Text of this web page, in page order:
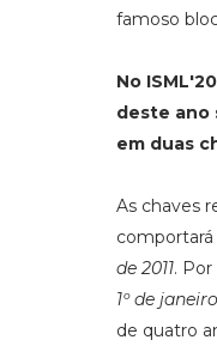
famoso
No
deste ano
em duas
As chaves
de 2011. Por
1º de
de quatro